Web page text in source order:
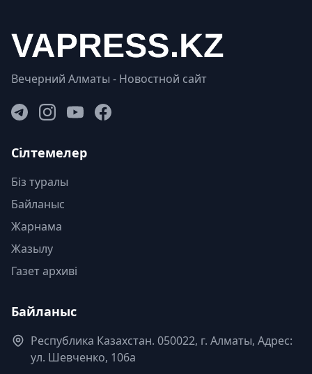
Вечерний Алматы - Новостной сайт
Сілтемелер
Біз туралы
Байланыс
Жарнама
Жазылу
Газет архиві
Байланыс
Республика Казахстан. 050022, г. Алматы, Адрес:
ул. Шевченко, 106а